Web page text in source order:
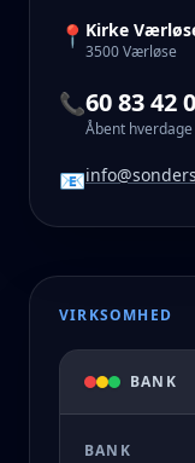
📍 Kirke
3500 Værløse
📞60 83 42
Åbent
📧
VIRKSOMHED
BANK
BANK